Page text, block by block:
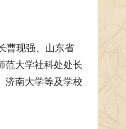
曹现强、山东省
范大学社科处处长
济南大学等及学校